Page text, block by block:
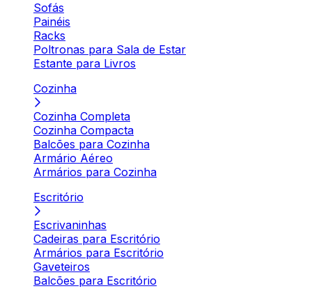
Sofás
Painéis
Racks
Poltronas para Sala de Estar
Estante para Livros
Cozinha
Cozinha Completa
Cozinha Compacta
Balcões para Cozinha
Armário Aéreo
Armários para Cozinha
Escritório
Escrivaninhas
Cadeiras para Escritório
Armários para Escritório
Gaveteiros
Balcões para Escritório